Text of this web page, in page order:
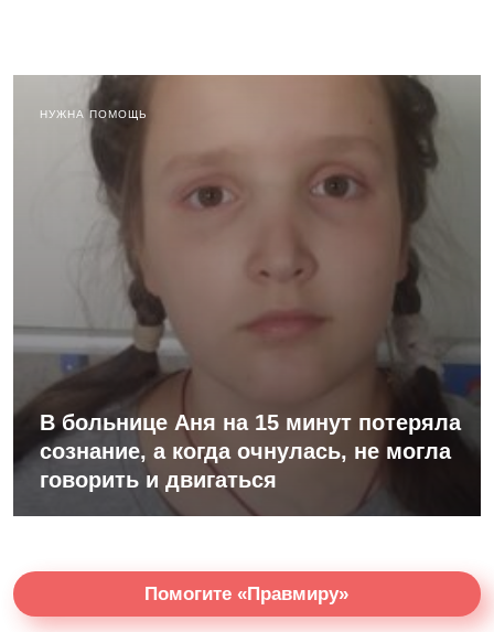
НУЖНА ПОМОЩЬ
В больнице Аня на 15 минут потеряла
сознание, а когда очнулась, не могла
говорить и двигаться
Помогите «Правмиру»